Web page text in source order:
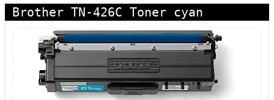
Brother TN-426C Toner cyan